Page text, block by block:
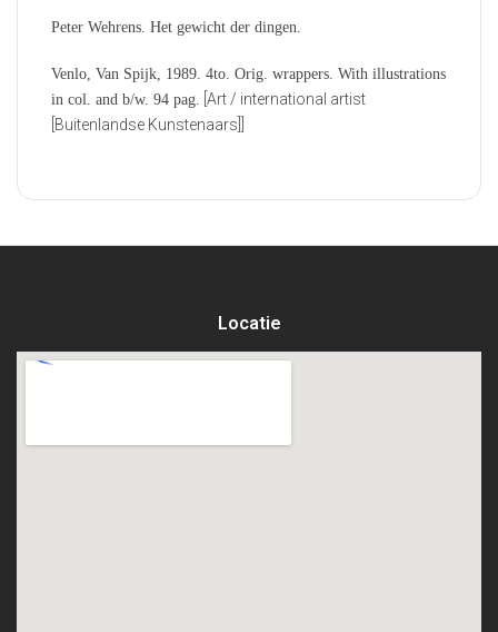
Peter Wehrens. Het gewicht der dingen.
Venlo, Van Spijk, 1989. 4to. Orig. wrappers. With illustrations
in col. and b/w. 94 pag. [Art / international artist
[Buitenlandse Kunstenaars]]
Locatie